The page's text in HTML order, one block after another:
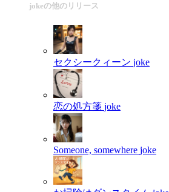
jokeの他のリリース
セクシークィーン joke
恋の処方箋 joke
Someone, somewhere joke